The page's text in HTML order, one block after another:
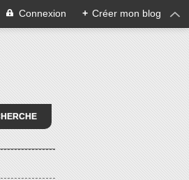
Connexion + Créer mon blog